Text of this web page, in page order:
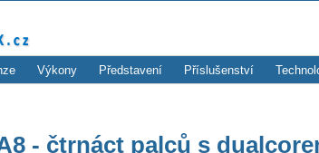
Výkony Představení Příslušenství
- čtrnáct palců s